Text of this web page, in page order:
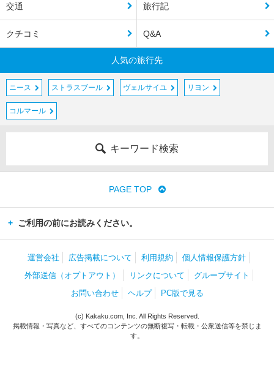
交通 旅行記
クチコミ Q&A
人気の旅行先
ニース ストラスブール ヴェルサイユ リヨン
コルマール
キーワード検索
PAGE TOP
ご利用の前にお読みください。
運営会社 広告掲載について 利用規約
個人情報保護方針
外部送信（オプトアウト）
リンクについて
グループサイト
お問い合わせ
ヘルプ PC版で見る
(c) Kakaku.com, Inc. All Rights Reserved.
掲載情報・写真など、すべてのコンテンツの無断複写・転載・公衆送信等を禁じま
す。